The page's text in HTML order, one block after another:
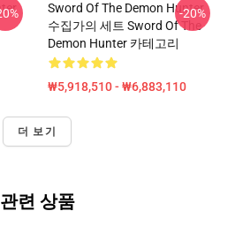
Sword Of The Demon Hunter
수집가의 세트 Sword Of The
Demon Hunter 카테고리
₩5,918,510 - ₩6,883,110
-20%
더 보기
관련 상품